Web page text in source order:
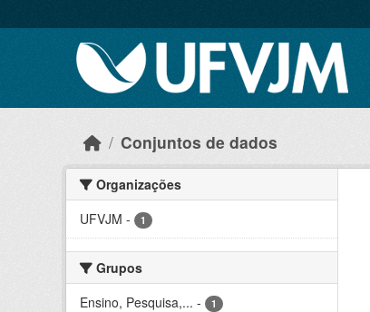
Conjuntos de dados
Organizações
UFVJM - 1
Grupos
Ensino, Pesquisa,... - 1